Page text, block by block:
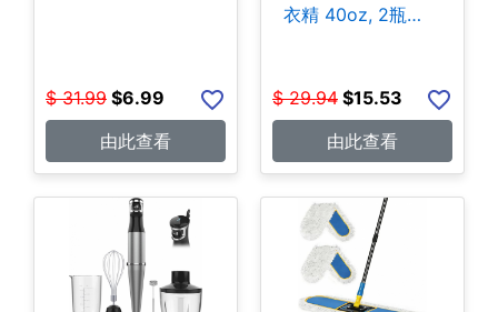
$ 31.99 $6.99
由此查看
衣精 40oz, 2瓶
$ 29.94 $15.53
由此查看